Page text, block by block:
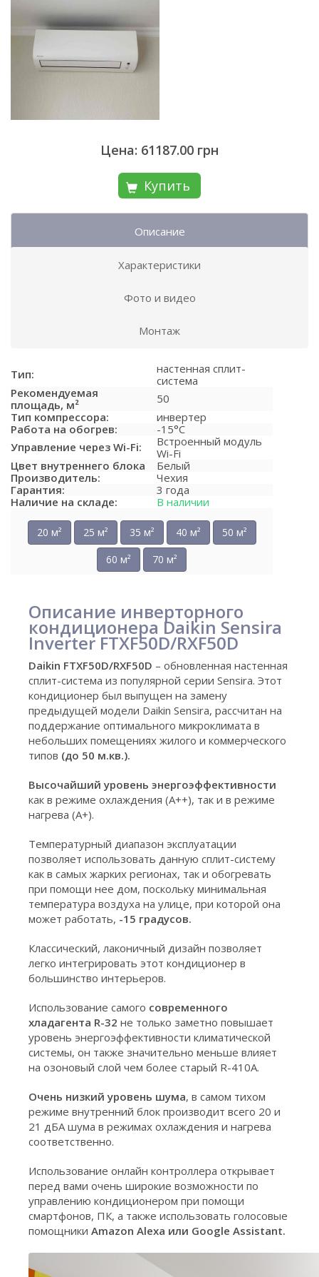
Цена: 61187.00 грн
Купить
Описание
Характеристики
Фото и видео
Монтаж
Тип:
настенная сплит-
система
Рекомендуемая
площадь, м²
50
Тип компрессора:
инвертер
Работа на обогрев:
-15°C
Управление через Wi-Fi:
Встроенный модуль
Wi-Fi
Цвет внутреннего блока
Белый
Производитель:
Чехия
Гарантия:
3 года
Наличие на складе:
В наличии
20 м² 25 м² 35 м² 40 м²
50 м²
60 м²
70 м²
Описание инверторного
кондиционера Daikin Sensira
Inverter FTXF50D/RXF50D
Daikin FTXF50D/RXF50D – обновленная настенная
сплит-система из популярной серии Sensira. Этот
кондиционер был выпущен на замену
предыдущей модели Daikin Sensira, рассчитан на
поддержание оптимального микроклимата в
небольших помещениях жилого и коммерческого
типов (до 50 м.кв.).
Высочайший уровень энергоэффективности
как в режиме охлаждения (А++), так и в режиме
нагрева (А+).
Температурный диапазон эксплуатации
позволяет использовать данную сплит-систему
как в самых жарких регионах, так и обогревать
при помощи нее дом, поскольку минимальная
температура воздуха на улице, при которой она
может работать, -15 градусов.
Классический, лаконичный дизайн позволяет
легко интегрировать этот кондиционер в
большинство интерьеров.
Использование самого современного
хладагента R-32 не только заметно повышает
уровень энергоэффективности климатической
системы, он также значительно меньше влияет
на озоновый слой чем более старый R-410А.
Очень низкий уровень шума, в самом тихом
режиме внутренний блок производит всего 20 и
21 дБА шума в режимах охлаждения и нагрева
соответственно.
Использование онлайн контроллера открывает
перед вами очень широкие возможности по
управлению кондиционером при помощи
смартфонов, ПК, а также использовать голосовые
помощники Amazon Alexa или Google Assistant.